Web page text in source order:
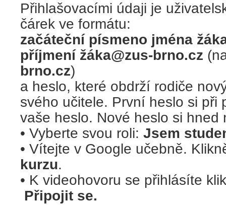
Přihlašovacími údaji je
čárek ve formátu:
začáteční písmeno jména
příjmení žáka@zus-brno.cz
brno.cz)
a heslo, které obdrží rodiče
svého učitele. První heslo si při
vaše heslo. Nové heslo si
• Vyberte svou roli: Jsem
• Vítejte v Google učebně.
kurzu.
• K videohovoru se přihlásíte
Připojit se.